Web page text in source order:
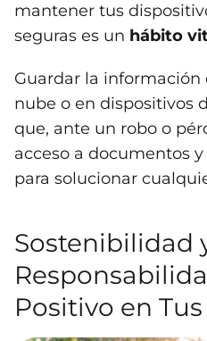
mantener tus
seguras es un hábito
Guardar la
nube o en dispositivos
que, ante un robo o
acceso a documentos
para solucionar
Sostenibilidad
Positivo en